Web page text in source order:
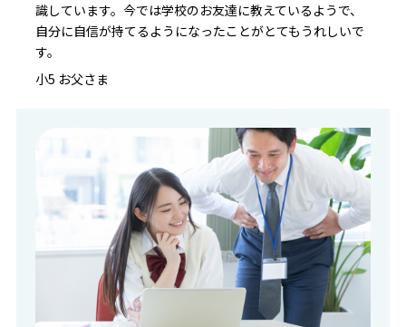
識しています。今では学校のお友達に教えているようで、
自分に自信が持てるようになったことがとてもうれしいで
す。
小5 お父さま